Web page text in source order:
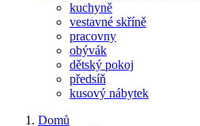
kuchyně
vestavné skříně
pracovny
obývák
dětský pokoj
předsíň
kusový nábytek
Domů